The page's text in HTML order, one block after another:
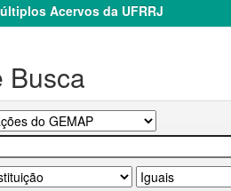
Acervos da UFRRJ
Busca